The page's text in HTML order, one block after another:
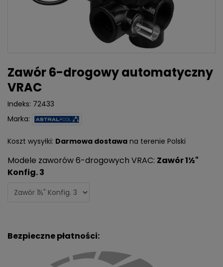
Zawór 6-drogowy automatyczny
VRAC
Indeks: 72433
Marka:
Koszt wysyłki: Darmowa dostawa na terenie Polski
Modele zaworów 6-drogowych VRAC: Zawór 1½"
Konfig. 3
Bezpieczne płatności: